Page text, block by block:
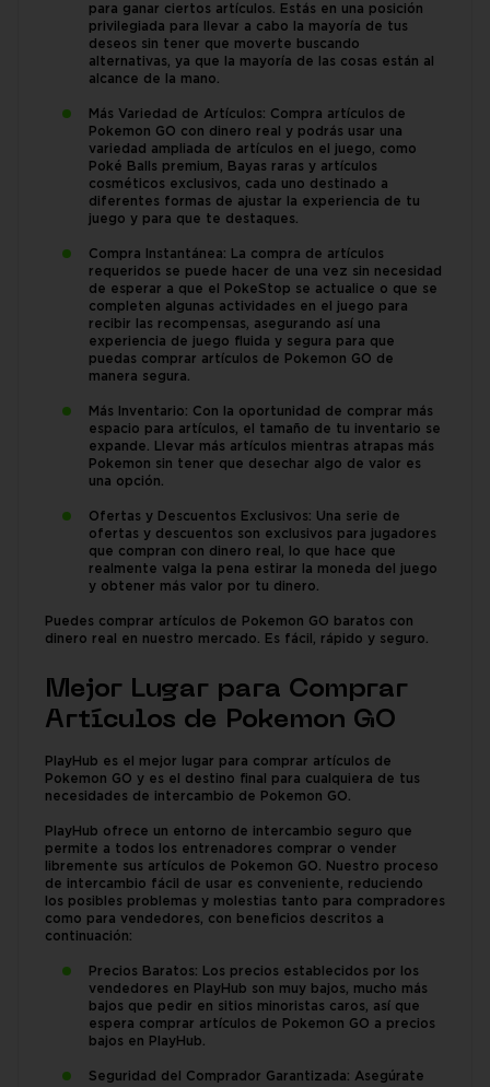
para ganar ciertos artículos. Estás en una posición
privilegiada para llevar a cabo la mayoría de tus
deseos sin tener que moverte buscando
alternativas, ya que la mayoría de las cosas están al
alcance de la mano.
Más Variedad de Artículos: Compra artículos de
Pokemon GO con dinero real y podrás usar una
variedad ampliada de artículos en el juego, como
Poké Balls premium, Bayas raras y artículos
cosméticos exclusivos, cada uno destinado a
diferentes formas de ajustar la experiencia de tu
juego y para que te destaques.
Compra Instantánea: La compra de artículos
requeridos se puede hacer de una vez sin necesidad
de esperar a que el PokeStop se actualice o que se
completen algunas actividades en el juego para
recibir las recompensas, asegurando así una
experiencia de juego fluida y segura para que
puedas comprar artículos de Pokemon GO de
manera segura.
Más Inventario: Con la oportunidad de comprar más
espacio para artículos, el tamaño de tu inventario se
expande. Llevar más artículos mientras atrapas más
Pokemon sin tener que desechar algo de valor es
una opción.
Ofertas y Descuentos Exclusivos: Una serie de
ofertas y descuentos son exclusivos para jugadores
que compran con dinero real, lo que hace que
realmente valga la pena estirar la moneda del juego
y obtener más valor por tu dinero.
Puedes comprar artículos de Pokemon GO baratos con
dinero real en nuestro mercado. Es fácil, rápido y seguro.
Mejor Lugar para Comprar
Artículos de Pokemon GO
PlayHub es el mejor lugar para comprar artículos de
Pokemon GO y es el destino final para cualquiera de tus
necesidades de intercambio de Pokemon GO.
PlayHub ofrece un entorno de intercambio seguro que
permite a todos los entrenadores comprar o vender
libremente sus artículos de Pokemon GO. Nuestro proceso
de intercambio fácil de usar es conveniente, reduciendo
los posibles problemas y molestias tanto para compradores
como para vendedores, con beneficios descritos a
continuación:
Precios Baratos: Los precios establecidos por los
vendedores en PlayHub son muy bajos, mucho más
bajos que pedir en sitios minoristas caros, así que
espera comprar artículos de Pokemon GO a precios
bajos en PlayHub.
Seguridad del Comprador Garantizada: Asegúrate